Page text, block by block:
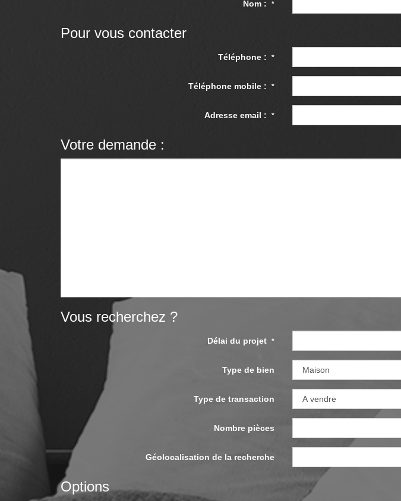
Nom : *
Pour vous contacter
Téléphone : *
Téléphone mobile : *
Adresse email : *
Votre demande :
Vous recherchez ?
Délai du projet *
Type de bien
Type de transaction
Nombre pièces
Géolocalisation de la recherche
Options